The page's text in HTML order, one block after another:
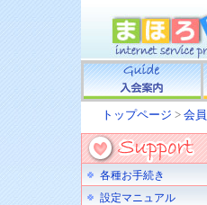
トップページ > 会
各種お手続き
設定マニュアル